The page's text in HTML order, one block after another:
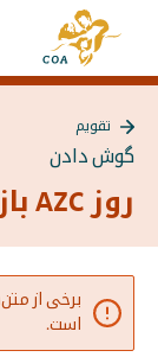
مستقیما
محتوا
صفحه
اصلی
تقویم
گوش دادن
روز AZC باز است
برخی از
است.